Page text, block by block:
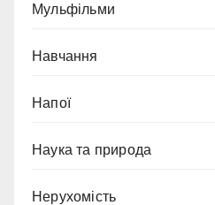
Мульфільми
Навчання
Напої
Наука та природа
Нерухомість